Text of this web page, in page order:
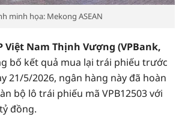
minh họa: Mekong ASEAN
Việt Nam Thịnh Vượng (VPBank,
bố kết quả mua lại trái phiếu trước
21/5/2026, ngân hàng này đã hoàn
bộ lô trái phiếu mã VPB12503 với
đồng.